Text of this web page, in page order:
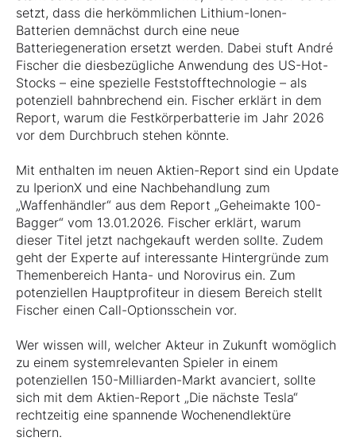
setzt, dass die herkömmlichen Lithium-Ionen-
Batterien demnächst durch eine neue
Batteriegeneration ersetzt werden. Dabei stuft André
Fischer die diesbezügliche Anwendung des US-Hot-
Stocks – eine spezielle Feststofftechnologie – als
potenziell bahnbrechend ein. Fischer erklärt in dem
Report, warum die Festkörperbatterie im Jahr 2026
vor dem Durchbruch stehen könnte.
Mit enthalten im neuen Aktien-Report sind ein Update
zu IperionX und eine Nachbehandlung zum
„Waffenhändler“ aus dem Report „Geheimakte 100-
Bagger“ vom 13.01.2026. Fischer erklärt, warum
dieser Titel jetzt nachgekauft werden sollte. Zudem
geht der Experte auf interessante Hintergründe zum
Themenbereich Hanta- und Norovirus ein. Zum
potenziellen Hauptprofiteur in diesem Bereich stellt
Fischer einen Call-Optionsschein vor.
Wer wissen will, welcher Akteur in Zukunft womöglich
zu einem systemrelevanten Spieler in einem
potenziellen 150-Milliarden-Markt avanciert, sollte
sich mit dem Aktien-Report „Die nächste Tesla“
rechtzeitig eine spannende Wochenendlektüre
sichern.